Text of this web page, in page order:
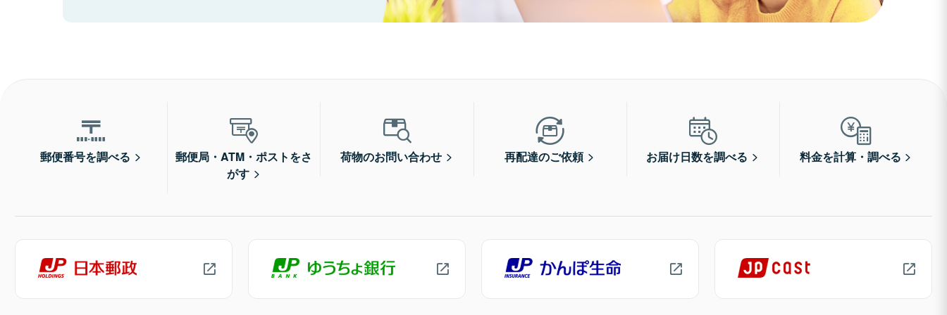
郵便番号を調べる
郵便局・ATM・ポストをさ
がす
荷物のお問い合わせ 再配達のご依頼 お届け日数を調べる 料金を計算・調べる